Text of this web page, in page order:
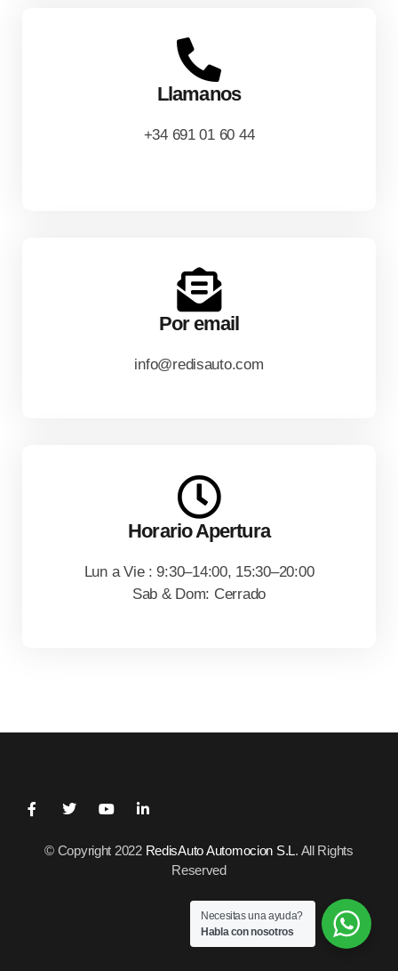
Llamanos
+34 691 01 60 44
Por email
info@redisauto.com
Horario Apertura
Lun a Vie : 9:30–14:00, 15:30–20:00
Sab & Dom: Cerrado
© Copyright 2022RedisAuto Automocion S.L. All Rights
Reserved
Necesitas una ayuda?
Habla con nosotros